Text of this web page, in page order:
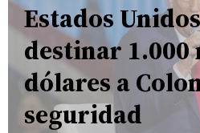
Estados
destinar 1.000
dólares a
seguridad